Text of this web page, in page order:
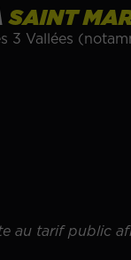
SAINT
Vallées
au tarif public